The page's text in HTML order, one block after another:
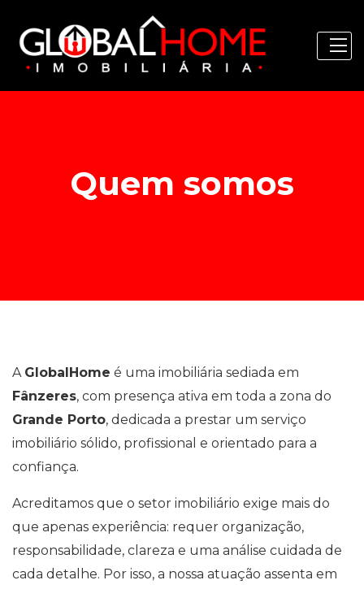
Quem somos
A GlobalHome é uma imobiliária sediada em
Fânzeres, com presença ativa em toda a zona do
Grande Porto, dedicada a prestar um serviço
imobiliário sólido, profissional e orientado para a
confiança.
Acreditamos que o setor imobiliário exige mais do
que apenas experiência: requer organização,
responsabilidade, clareza e uma análise cuidada de
cada detalhe. Por isso, a nossa atuação assenta em